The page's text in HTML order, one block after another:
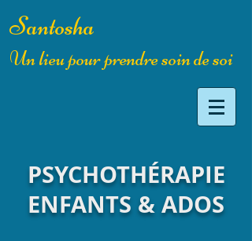
Santosha
Un lieu pour prendre soin de soi
PSYCHOTHÉRAPIE
ENFANTS & ADOS